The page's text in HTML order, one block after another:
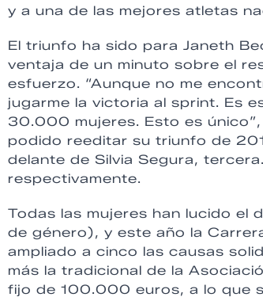
y a una de las mejores atletas
El triunfo ha sido para Janeth
ventaja de un minuto sobre el
esfuerzo. “Aunque no me
jugarme la victoria al sprint. Es
30.000 mujeres. Esto es
podido reeditar su triunfo de
delante de Silvia Segura,
respectivamente.
Todas las mujeres han lucido el
de género), y este año la
ampliado a cinco las causas
más la tradicional de la
fijo de 100.000 euros, a lo que